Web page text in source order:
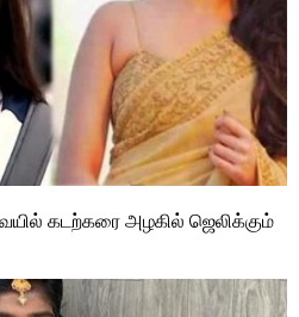
கடற்கரை அழகில் ஜெலிக்கும்